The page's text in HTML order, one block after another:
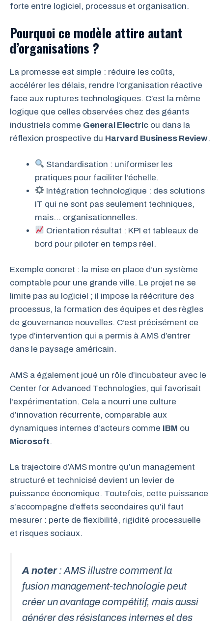
forte entre logiciel, processus et organisation.
Pourquoi ce modèle attire autant
d’organisations ?
La promesse est simple : réduire les coûts,
accélérer les délais, rendre l’organisation réactive
face aux ruptures technologiques. C’est la même
logique que celles observées chez des géants
industriels comme General Electric ou dans la
réflexion prospective du Harvard Business Review.
Standardisation : uniformiser les
pratiques pour faciliter l’échelle.
Intégration technologique : des solutions
IT qui ne sont pas seulement techniques,
mais… organisationnelles.
Orientation résultat : KPI et tableaux de
bord pour piloter en temps réel.
Exemple concret : la mise en place d’un système
comptable pour une grande ville. Le projet ne se
limite pas au logiciel ; il impose la réécriture des
processus, la formation des équipes et des règles
de gouvernance nouvelles. C’est précisément ce
type d’intervention qui a permis à AMS d’entrer
dans le paysage américain.
AMS a également joué un rôle d’incubateur avec le
Center for Advanced Technologies, qui favorisait
l’expérimentation. Cela a nourri une culture
d’innovation récurrente, comparable aux
dynamiques internes d’acteurs comme IBM ou
Microsoft.
La trajectoire d’AMS montre qu’un management
structuré et technicisé devient un levier de
puissance économique. Toutefois, cette puissance
s’accompagne d’effets secondaires qu’il faut
mesurer : perte de flexibilité, rigidité processuelle
et risques sociaux.
A noter: AMS illustre comment la
fusion management-technologie peut
créer un avantage compétitif, mais aussi
générer des résistances internes et des